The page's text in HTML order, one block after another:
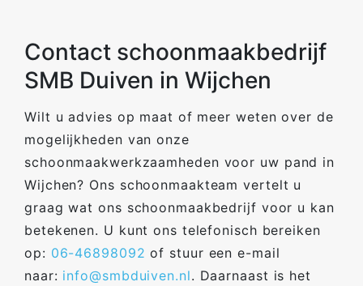
Contact schoonmaakbedrijf
SMB Duiven in Wijchen
Wilt u advies op maat of meer weten over de
mogelijkheden van onze
schoonmaakwerkzaamheden voor uw pand in
Wijchen? Ons schoonmaakteam vertelt u
graag wat ons schoonmaakbedrijf voor u kan
betekenen. U kunt ons telefonisch bereiken
op: 06-46898092 of stuur een e-mail
naar: info@smbduiven.nl. Daarnaast is het